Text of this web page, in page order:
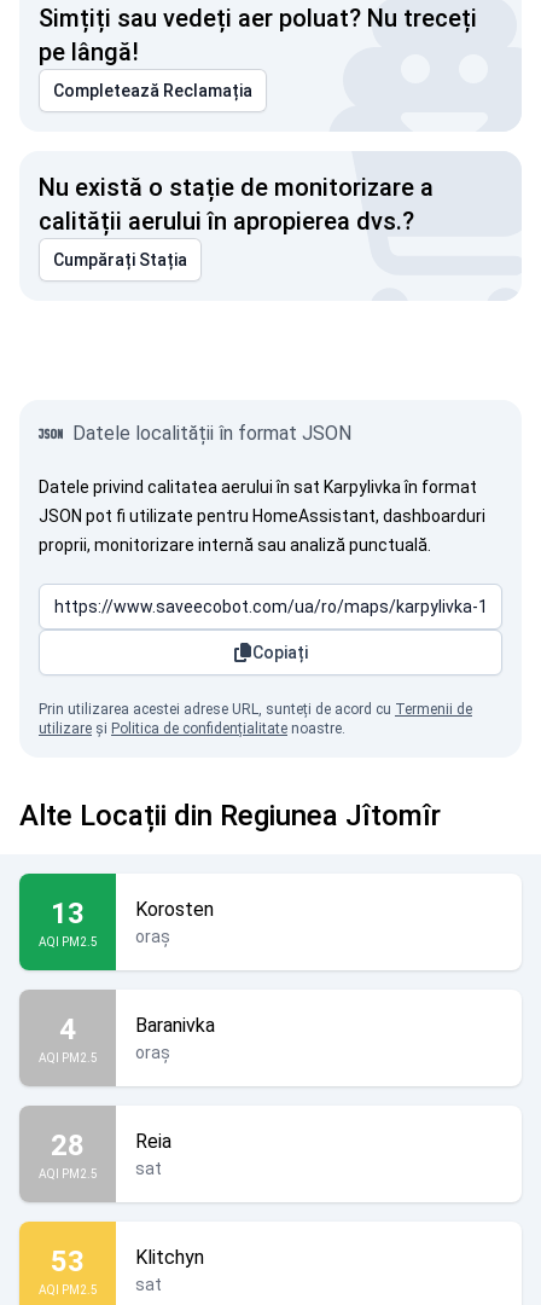
Simțiți sau vedeți aer poluat? Nu treceți
pe lângă!
Completează Reclamația
Nu există o stație de monitorizare a
calității aerului în apropierea dvs.?
Cumpărați Stația
Datele localității în format JSON
Datele privind calitatea aerului în sat Karpylivka în format
JSON pot fi utilizate pentru HomeAssistant, dashboarduri
proprii, monitorizare internă sau analiză punctuală.
Copiați
Prin utilizarea acestei adrese URL, sunteți de acord cu Termenii de
utilizare și Politica de confidențialitate noastre.
Alte Locații din Regiunea Jîtomîr
13
AQI PM2.5
Korosten
oraș
4
AQI PM2.5
Baranivka
oraș
28
AQI PM2.5
Reia
sat
53
AQI PM2.5
Klitchyn
sat